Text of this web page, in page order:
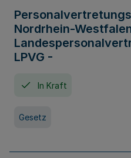
Nordrhein-
LPVG -
In Kraft
Gesetz